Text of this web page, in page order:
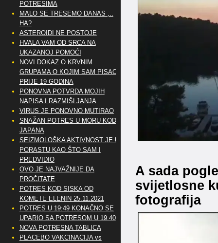
A sada
svijetlosne
fotografija
POTRESIMA
MALO SE TRESEMO DANAS ,..
HA?
ASTEROIDI NE POSTOJE
HVALA VAM OD SRCA NA
UKAZANOJ POMOĆI
NOVI DOKAZ O KRVNIM
GRUPAMA O KOJIM SAM PISAO
PRIJE 19 GODINA
PONOVNA POTVRDA MOJIH
NAPISA I RAZMIŠLJANJA
VIRUS JE PONOVNO MUTIRAO
SNAŽAN POTRES U MORU KOD
JAPANA
SEIZMOLOŠKA AKTIVNOST JE U
PORASTU KAO ŠTO SAM I
PREDVIDIO
OVO JE NAJVAŽNIJE DA
PROČITATE
POTRES KOD SISKA OD
KOMETE ELENIN 25.11.2021
POTRES U 19:49 KONAČNO SE
UPARIO SA POTRESOM U 19:40
NOVA POTRESNA TABLICA
PLACEBO VAKCINACIJA vs